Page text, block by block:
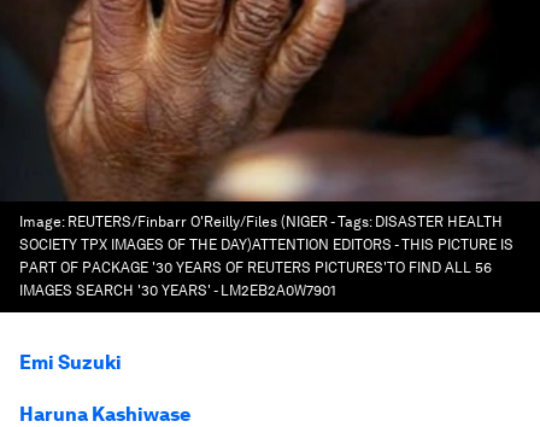
Image: REUTERS/Finbarr O'Reilly/Files (NIGER - Tags: DISASTER HEALTH
SOCIETY TPX IMAGES OF THE DAY)ATTENTION EDITORS - THIS PICTURE IS
PART OF PACKAGE '30 YEARS OF REUTERS PICTURES'TO FIND ALL 56
IMAGES SEARCH '30 YEARS' - LM2EB2A0W7901
Emi Suzuki
Haruna Kashiwase